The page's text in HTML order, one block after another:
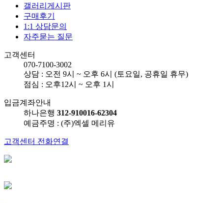
갤러리게시판
구매후기
1:1 상담문의
자주묻는 질문
고객센터
070-7100-3002
상담 : 오전 9시 ~ 오후 6시 (토요일, 공휴일 휴무)
점심 : 오후12시 ~ 오후 1시
입금계좌안내
하나은행 312-910016-62304
예금주명 : (주)엑셀 메리유
고객센터 전화연결